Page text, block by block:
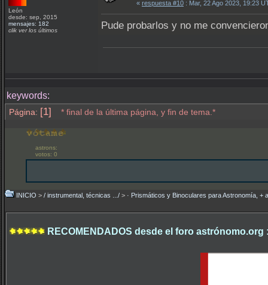
León
desde: sep, 2015
mensajes: 182
clik ver los últimos
« respuesta #10 : Mar, 22 Ago 2023, 19:23
Pude probarlos y no me
keywords:
Página: [1] * final de la última página, y fin de tema.*
astrons:
votos: 0
INICIO > / instrumental, técnicas .../ > · Prismáticos y Binoculares para Astronomía, +
RECOMENDADOS desde el foro astrónomo.org